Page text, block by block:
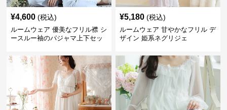
¥4,600 (税込)
ルームウェア 優美なフリル襟 シ
ースルー袖のパジャマ上下セッ
¥5,180 (税込)
ルームウェア 甘やかなフリル デ
ザイン 姫系ネグリジェ